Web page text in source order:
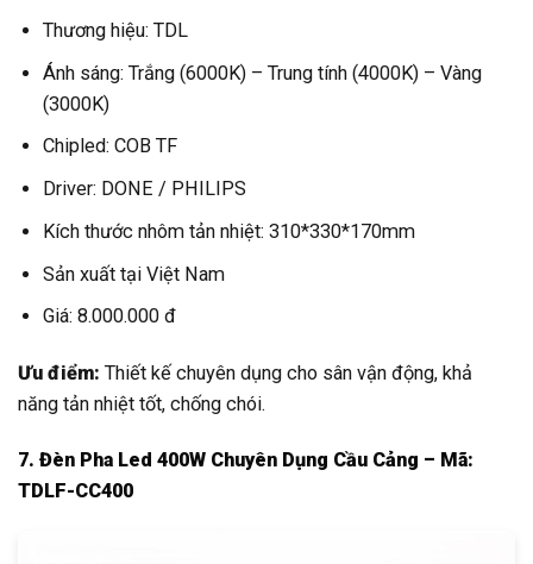
Thương hiệu: TDL
Ánh sáng: Trắng (6000K) – Trung tính (4000K) – Vàng
(3000K)
Chipled: COB TF
Driver: DONE / PHILIPS
Kích thước nhôm tản nhiệt: 310*330*170mm
Sản xuất tại Việt Nam
Giá: 8.000.000 đ
Ưu điểm: Thiết kế chuyên dụng cho sân vận động, khả
năng tản nhiệt tốt, chống chói.
7. Đèn Pha Led 400W Chuyên Dụng Cầu Cảng – Mã:
TDLF-CC400